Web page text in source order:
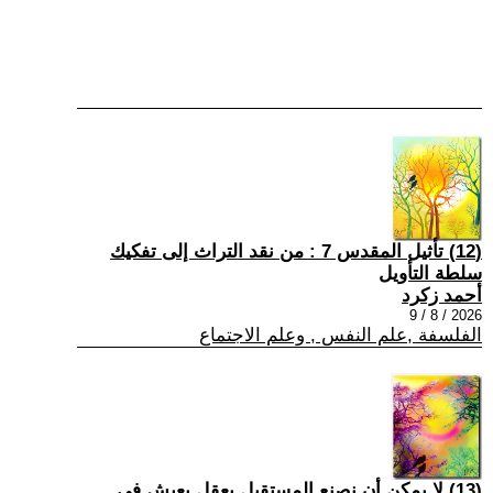
(12) تأثيل المقدس 7 : من نقد التراث إلى تفكيك
سلطة التأويل
أحمد زكرد
2026 / 8 / 9
الفلسفة ,علم النفس , وعلم الاجتماع